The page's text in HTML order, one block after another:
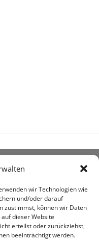
wir Technologien wie
und/oder darauf
zustimmst, können wir Daten
dieser Website
erteilst oder zurückziehst,
beeinträchtigt werden.